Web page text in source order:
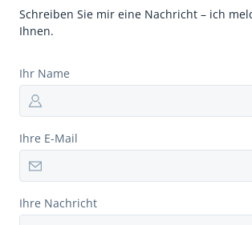
Schreiben Sie mir eine Nachricht – ich
Ihnen.
Ihr Name
Ihre E-Mail
Ihre Nachricht